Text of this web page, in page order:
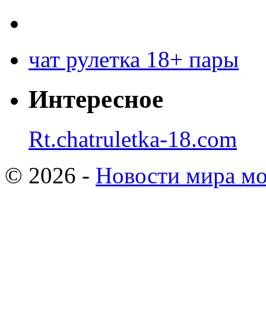
чат рулетка 18+ пары
Интересное
Rt.chatruletka-18.com
© 2026 - Новости мира